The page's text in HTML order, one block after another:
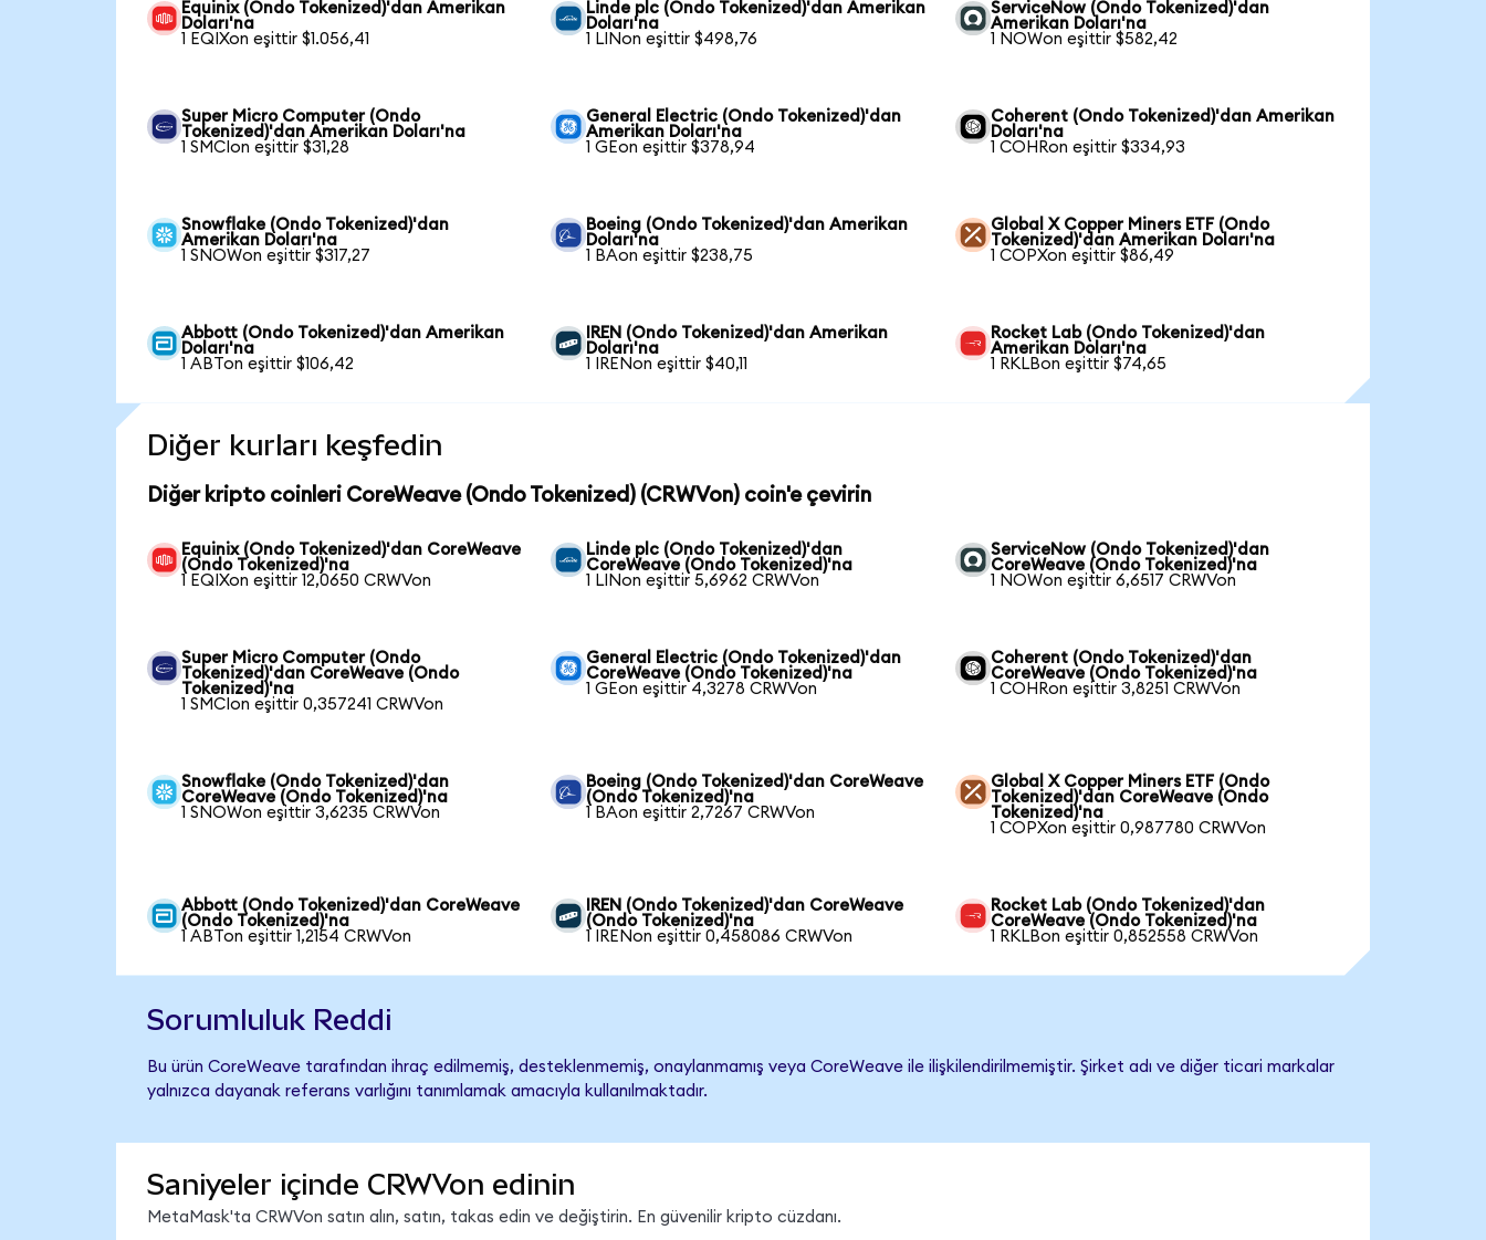
Equinix (Ondo Tokenized)'dan Amerikan
Doları'na
1 EQIXon eşittir $1.056,41
Linde plc (Ondo Tokenized)'dan Amerikan
Doları'na
1 LINon eşittir $498,76
ServiceNow (Ondo Tokenized)'dan
Amerikan Doları'na
1 NOWon eşittir $582,42
Super Micro Computer (Ondo
Tokenized)'dan Amerikan Doları'na
1 SMCIon eşittir $31,28
General Electric (Ondo Tokenized)'dan
Amerikan Doları'na
1 GEon eşittir $378,94
Coherent (Ondo Tokenized)'dan Amerikan
Doları'na
1 COHRon eşittir $334,93
Snowflake (Ondo Tokenized)'dan
Amerikan Doları'na
1 SNOWon eşittir $317,27
Boeing (Ondo Tokenized)'dan Amerikan
Doları'na
1 BAon eşittir $238,75
Global X Copper Miners ETF (Ondo
Tokenized)'dan Amerikan Doları'na
1 COPXon eşittir $86,49
Abbott (Ondo Tokenized)'dan Amerikan
Doları'na
1 ABTon eşittir $106,42
IREN (Ondo Tokenized)'dan Amerikan
Doları'na
1 IRENon eşittir $40,11
Rocket Lab (Ondo Tokenized)'dan
Amerikan Doları'na
1 RKLBon eşittir $74,65
Diğer kurları keşfedin
Diğer kripto coinleri CoreWeave (Ondo Tokenized) (CRWVon) coin'e çevirin
Equinix (Ondo Tokenized)'dan CoreWeave
(Ondo Tokenized)'na
1 EQIXon eşittir 12,0650 CRWVon
Linde plc (Ondo Tokenized)'dan
CoreWeave (Ondo Tokenized)'na
1 LINon eşittir 5,6962 CRWVon
ServiceNow (Ondo Tokenized)'dan
CoreWeave (Ondo Tokenized)'na
1 NOWon eşittir 6,6517 CRWVon
Super Micro Computer (Ondo
Tokenized)'dan CoreWeave (Ondo
Tokenized)'na
1 SMCIon eşittir 0,357241 CRWVon
General Electric (Ondo Tokenized)'dan
CoreWeave (Ondo Tokenized)'na
1 GEon eşittir 4,3278 CRWVon
Coherent (Ondo Tokenized)'dan
CoreWeave (Ondo Tokenized)'na
1 COHRon eşittir 3,8251 CRWVon
Snowflake (Ondo Tokenized)'dan
CoreWeave (Ondo Tokenized)'na
1 SNOWon eşittir 3,6235 CRWVon
Boeing (Ondo Tokenized)'dan CoreWeave
(Ondo Tokenized)'na
1 BAon eşittir 2,7267 CRWVon
Global X Copper Miners ETF (Ondo
Tokenized)'dan CoreWeave (Ondo
Tokenized)'na
1 COPXon eşittir 0,987780 CRWVon
Abbott (Ondo Tokenized)'dan CoreWeave
(Ondo Tokenized)'na
1 ABTon eşittir 1,2154 CRWVon
IREN (Ondo Tokenized)'dan CoreWeave
(Ondo Tokenized)'na
1 IRENon eşittir 0,458086 CRWVon
Rocket Lab (Ondo Tokenized)'dan
CoreWeave (Ondo Tokenized)'na
1 RKLBon eşittir 0,852558 CRWVon
Sorumluluk Reddi
Bu ürün CoreWeave tarafından ihraç edilmemiş, desteklenmemiş, onaylanmamış veya CoreWeave ile ilişkilendirilmemiştir. Şirket adı ve diğer ticari markalar
yalnızca dayanak referans varlığını tanımlamak amacıyla kullanılmaktadır.
Saniyeler içinde CRWVon edinin
MetaMask'ta CRWVon satın alın, satın, takas edin ve değiştirin. En güvenilir kripto cüzdanı.